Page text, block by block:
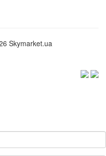
Skymarket.ua